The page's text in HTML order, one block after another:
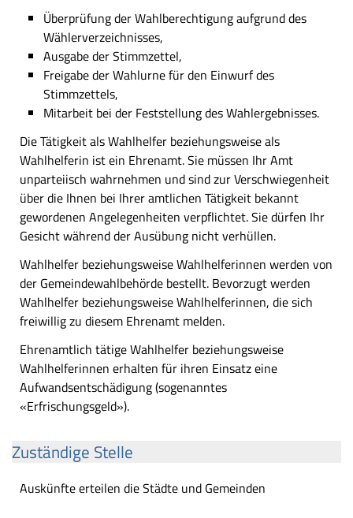
Überprüfung der Wahlberechtigung aufgrund des
Wählerverzeichnisses,
Ausgabe der Stimmzettel,
Freigabe der Wahlurne für den Einwurf des
Stimmzettels,
Mitarbeit bei der Feststellung des Wahlergebnisses.
Die Tätigkeit als Wahlhelfer beziehungsweise als
Wahlhelferin ist ein Ehrenamt. Sie müssen Ihr Amt
unparteiisch wahrnehmen und sind zur Verschwiegenheit
über die Ihnen bei Ihrer amtlichen Tätigkeit bekannt
gewordenen Angelegenheiten verpflichtet. Sie dürfen Ihr
Gesicht während der Ausübung nicht verhüllen.
Wahlhelfer beziehungsweise Wahlhelferinnen werden von
der Gemeindewahlbehörde bestellt. Bevorzugt werden
Wahlhelfer beziehungsweise Wahlhelferinnen, die sich
freiwillig zu diesem Ehrenamt melden.
Ehrenamtlich tätige Wahlhelfer beziehungsweise
Wahlhelferinnen erhalten für ihren Einsatz eine
Aufwandsentschädigung (sogenanntes
«Erfrischungsgeld»).
Zuständige Stelle
Auskünfte erteilen die Städte und Gemeinden